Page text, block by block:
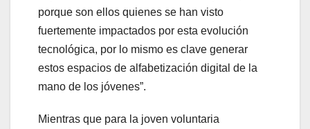
porque son ellos quienes se han visto
fuertemente impactados por esta evolución
tecnológica, por lo mismo es clave generar
estos espacios de alfabetización digital de la
mano de los jóvenes”.
Mientras que para la joven voluntaria